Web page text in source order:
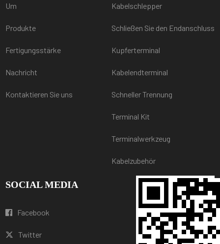
Um
Produkte
Fertigungsstärke
Nachricht
Kontaktieren Sie uns
Kabelschlepper
Schließen Sie den Endanschluss
Kupferterminal
Kabelendterminal
Schneller Trennung
Terminal Kit
Terminalwerkzeug
Kabelzubehör
SOCIAL MEDIA
Facebook
Twitter